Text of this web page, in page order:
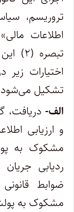
تروریسم،
اطلاعات
اختیارات زیر
تشکیل
الف- دریافت،
و ارزیابی
مشکوک به
ردیابی
ضوابط
مشکوک به